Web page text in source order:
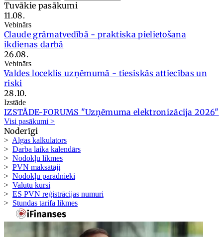
Tuvākie pasākumi
11.08.
Vebinārs
Claude grāmatvedībā - praktiska pielietošana
ikdienas darbā
26.08.
Vebinārs
Valdes loceklis uzņēmumā - tiesiskās attiecības un
riski
28.10.
Izstāde
IZSTĀDE-FORUMS "Uzņēmuma elektronizācija 2026"
Visi pasākumi >
Noderīgi
> Algas kalkulators
> Darba laika kalendārs
> Nodokļu likmes
> PVN maksātāji
> Nodokļu parādnieki
> Valūtu kursi
> ES PVN reģistrācijas numuri
> Stundas tarifa likmes